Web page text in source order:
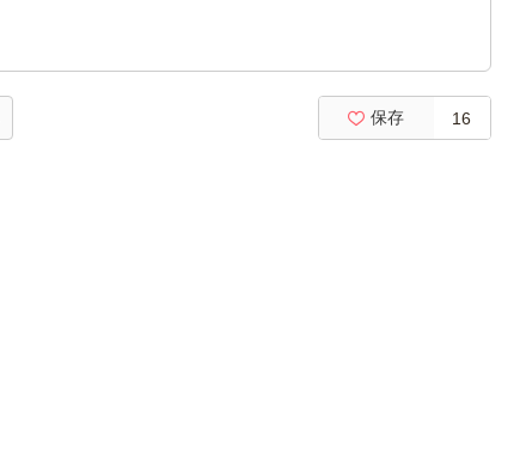
保存 16